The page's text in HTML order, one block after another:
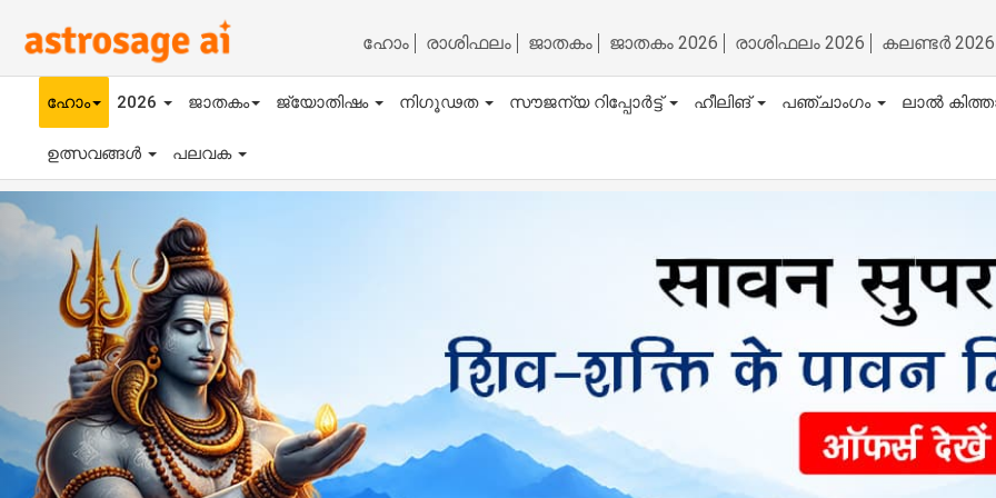
ഹോം രാശിഫലം ജാതകം ജാതകം 2026 രാശിഫലം 2026 കലണ്ടർ 2026
ഹോം 2026 ജാതകം ജ്യോതിഷം നിഗൂഢത സൗജന്യ റിപ്പോർട്ട് ഹീലിങ് പഞ്ചാംഗം ലാൽ
ഉത്സവങ്ങൾ പലവക
Previous